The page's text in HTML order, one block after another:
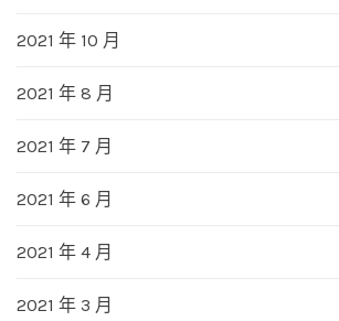
2021 年 10 月
2021 年 8 月
2021 年 7 月
2021 年 6 月
2021 年 4 月
2021 年 3 月